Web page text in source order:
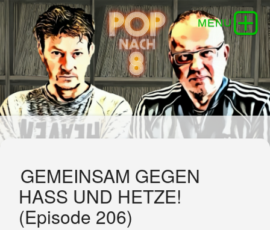
GEMEINSAM GEGEN
HASS UND HETZE!
(Episode 206)